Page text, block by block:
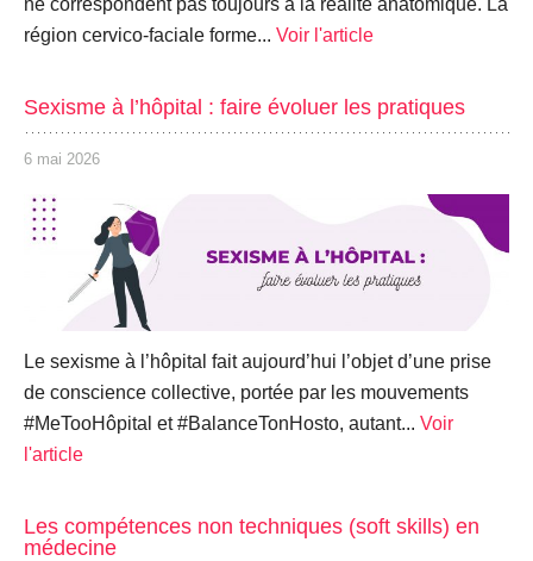
ne correspondent pas toujours à la réalité anatomique. La
région cervico-faciale forme... Voir l'article
Sexisme à l’hôpital : faire évoluer les pratiques
6 mai 2026
Le sexisme à l’hôpital fait aujourd’hui l’objet d’une prise
de conscience collective, portée par les mouvements
#MeTooHôpital et #BalanceTonHosto, autant... Voir
l'article
Les compétences non techniques (soft skills) en
médecine